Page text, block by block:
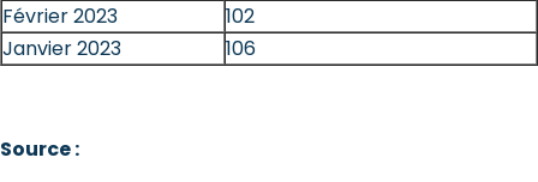
Février 2023
102
Janvier 2023
106
Source :